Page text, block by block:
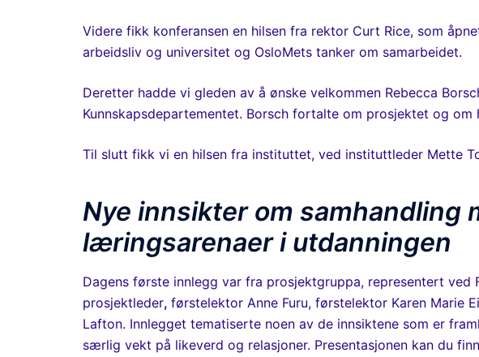
Videre fikk konferansen en hilsen fra rektor Curt Rice, som
arbeidsliv og universitet og OsloMets tanker om samarbeidet.
Deretter hadde vi gleden av å ønske velkommen Rebecca
Kunnskapsdepartementet. Borsch fortalte om prosjektet og
Til slutt fikk vi en hilsen fra instituttet, ved instituttleder Mette
Nye innsikter om samhandling
læringsarenaer i utdanningen
Dagens første innlegg var fra prosjektgruppa, representert ved
prosjektleder, førstelektor Anne Furu, førstelektor Karen Marie
Lafton. Innlegget tematiserte noen av de innsiktene som er
særlig vekt på likeverd og relasjoner. Presentasjonen kan du